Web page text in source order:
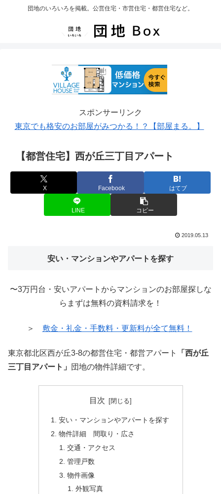
団地のいろいろを掲載。公営住宅・市営住宅・都営住宅など。
スポンサーリンク
東京でも格安のお部屋がみつかる！？【部屋まる。】
【都営住宅】西が丘三丁目アパート
X Facebook はてブ
LINE コピー
2019.05.13
安い・マンションやアパートを探す
〜3万円台・安いアパートからマンションのお部屋探しな
らまずは無料の資料請求を！
＞ 敷金・礼金・手数料・更新料が全て無料！
東京都北区西が丘3-8の都営住宅・都営アパート
「西が丘
三丁目アパート」
団地の物件詳細です。
目次
安い・マンションやアパートを探す
物件詳細 間取り・広さ
交通・アクセス
管理戸数
物件画像
外観写真